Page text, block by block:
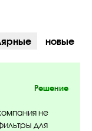
новые
Решение
не
для